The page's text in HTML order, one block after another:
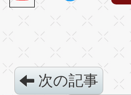
次の記事